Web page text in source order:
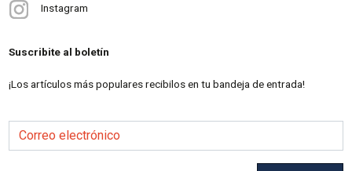
Instagram
Suscribite al boletín
¡Los artículos más populares recibilos en tu bandeja de entrada!
Correo electrónico